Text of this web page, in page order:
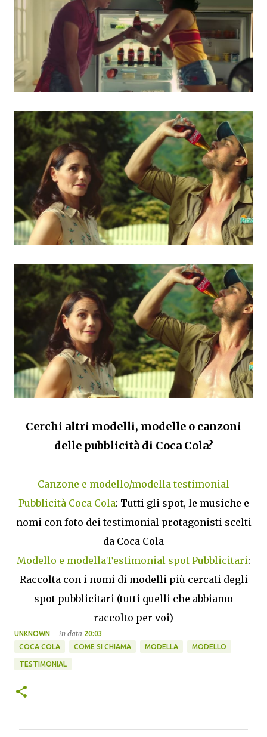
Cerchi altri modelli, modelle o canzoni
delle pubblicità di Coca Cola?
Canzone e modello/modella testimonial
Pubblicità Coca Cola: Tutti gli spot, le musiche e
nomi con foto dei testimonial protagonisti scelti
da Coca Cola
Modello e modellaTestimonial spot Pubblicitari:
Raccolta con i nomi di modelli più cercati degli
spot pubblicitari (tutti quelli che abbiamo
raccolto per voi)
UNKNOWN in data 20:03
COCA COLA
COME SI CHIAMA MODELLA MODELLO
TESTIMONIAL